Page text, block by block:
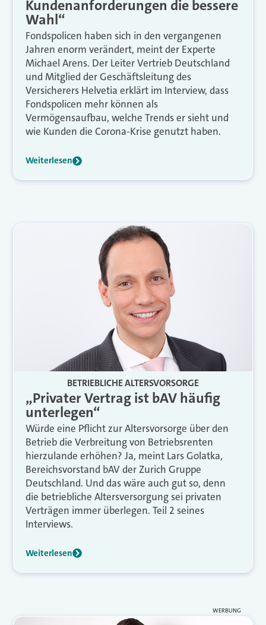
Kundenanforderungen die bessere
Wahl“
Fondspolicen haben sich in den vergangenen
Jahren enorm verändert, meint der Experte
Michael Arens. Der Leiter Vertrieb Deutschland
und Mitglied der Geschäftsleitung des
Versicherers Helvetia erklärt im Interview, dass
Fondspolicen mehr können als
Vermögensaufbau, welche Trends er sieht und
wie Kunden die Corona-Krise genutzt haben.
Weiterlesen
BETRIEBLICHE ALTERSVORSORGE
„Privater Vertrag ist bAV häufig
unterlegen“
Würde eine Pflicht zur Altersvorsorge über den
Betrieb die Verbreitung von Betriebsrenten
hierzulande erhöhen? Ja, meint Lars Golatka,
Bereichsvorstand bAV der Zurich Gruppe
Deutschland. Und das wäre auch gut so, denn
die betriebliche Altersversorgung sei privaten
Verträgen immer überlegen. Teil 2 seines
Interviews.
Weiterlesen
WERBUNG